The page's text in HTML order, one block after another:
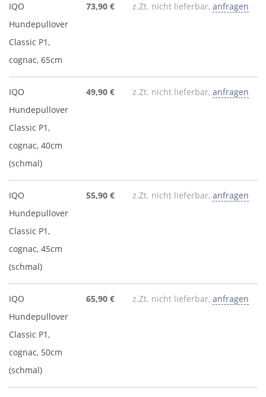
IQO
Hundepullover
Classic P1,
cognac, 65cm
73,90 € z.Zt. nicht lieferbar, anfragen
IQO
Hundepullover
Classic P1,
cognac, 40cm
(schmal)
49,90 € z.Zt. nicht lieferbar, anfragen
IQO
Hundepullover
Classic P1,
cognac, 45cm
(schmal)
55,90 € z.Zt. nicht lieferbar, anfragen
IQO
Hundepullover
Classic P1,
cognac, 50cm
(schmal)
65,90 € z.Zt. nicht lieferbar, anfragen